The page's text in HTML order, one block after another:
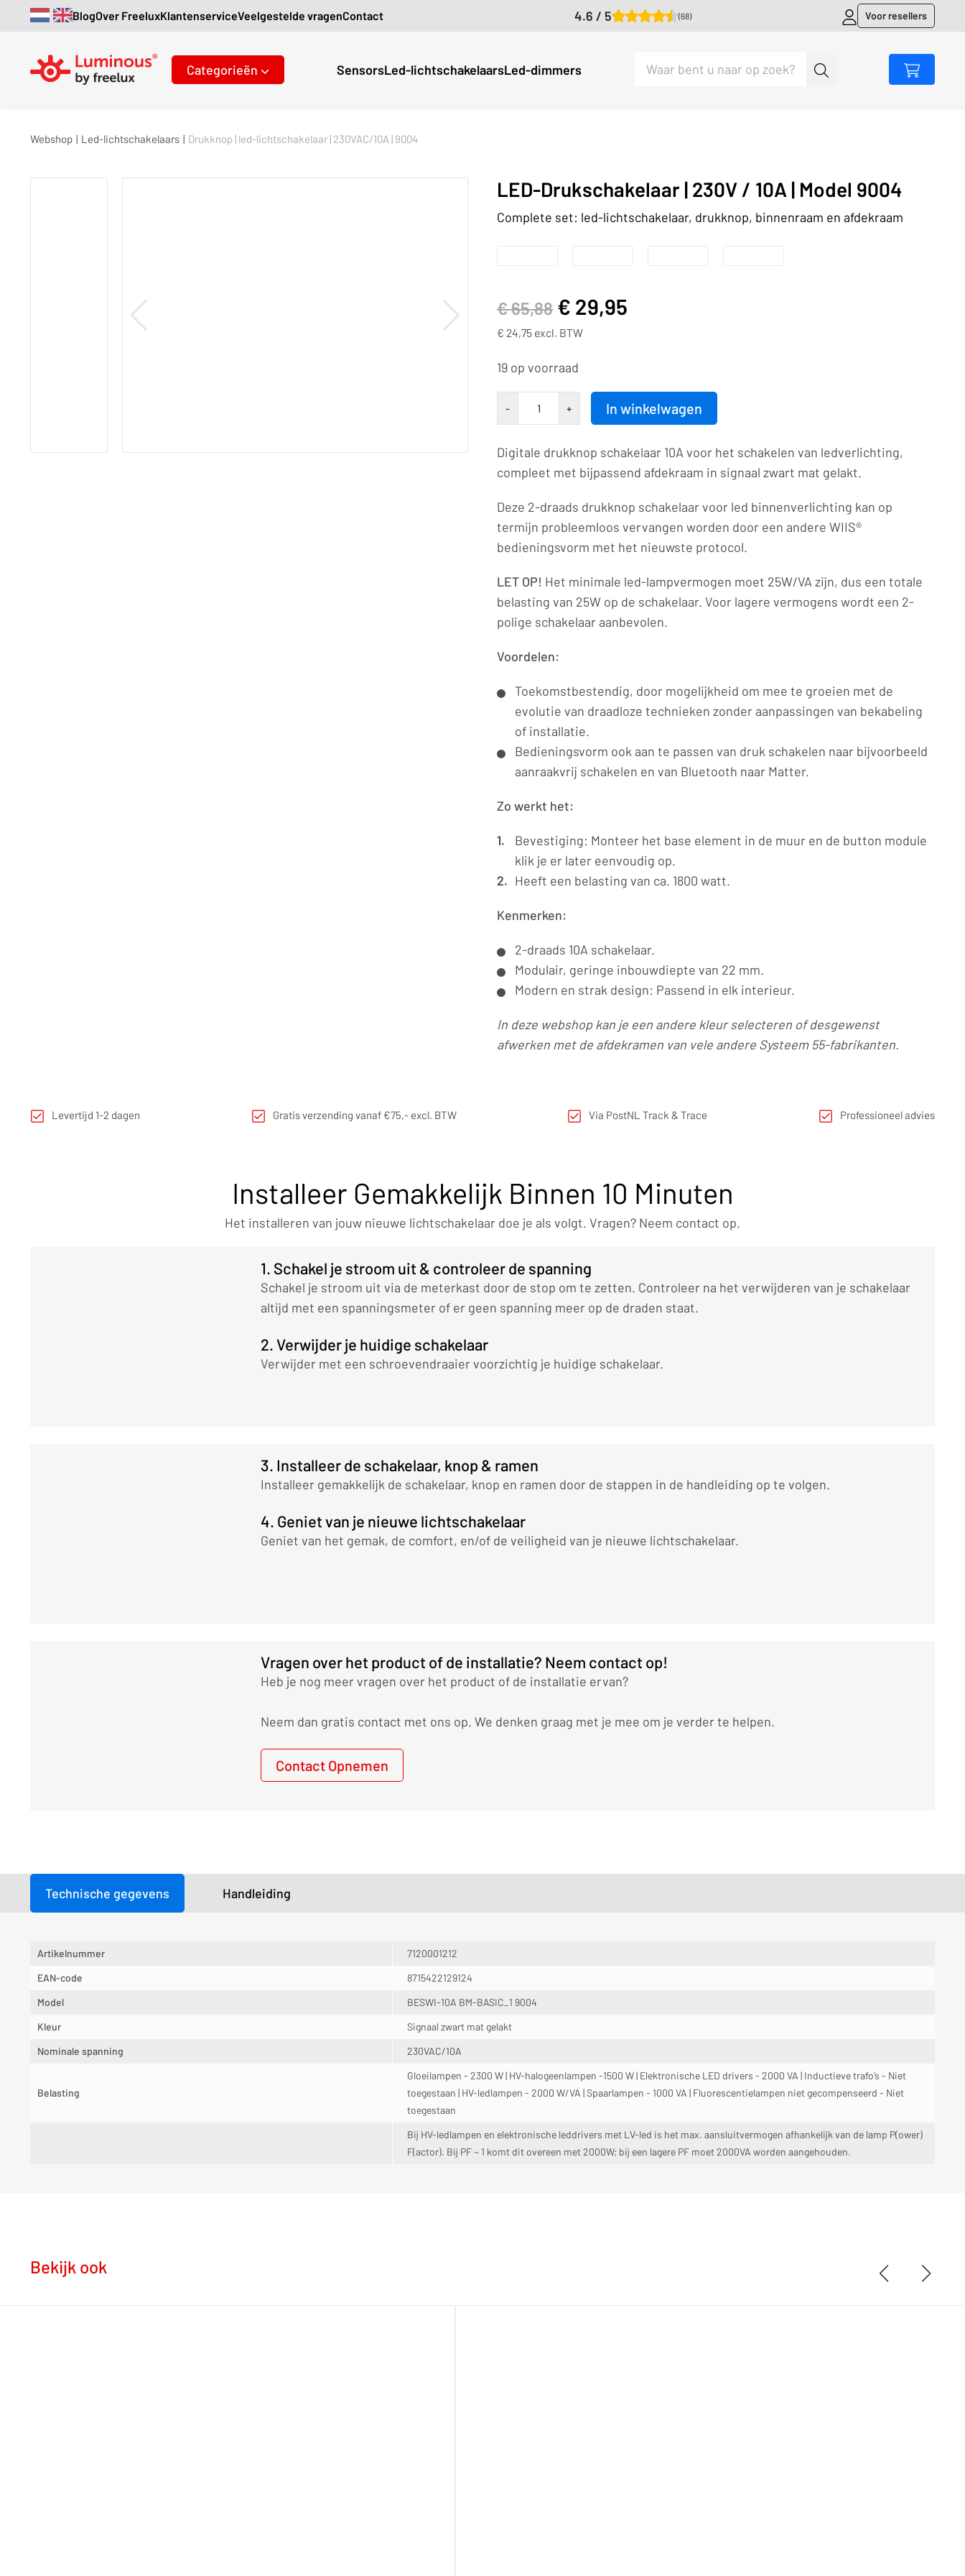
4.6 / 5 (68)
BlogOver FreeluxKlantenserviceVeelgestelde vragenContact Voor resellers
Categorieën SensorsLed-lichtschakelaarsLed-dimmers
Webshop | Led-lichtschakelaars | Drukknop | led-lichtschakelaar | 230VAC/10A | 9004
LED-Drukschakelaar | 230V / 10A | Model 9004
Complete set: led-lichtschakelaar, drukknop, binnenraam en afdekraam
€65,88 € 29,95
€ 24,75 excl. BTW
19 op voorraad
- +
Drukknop
|
lichtschakelaar
|
230VAC/10A
|
9004
In winkelwagen
Digitale drukknop schakelaar 10A voor het schakelen van ledverlichting,
compleet met bijpassend afdekraam in signaal zwart mat gelakt.
Deze 2-draads drukknop schakelaar voor led binnenverlichting kan op
termijn probleemloos vervangen worden door een andere WIIS®
bedieningsvorm met het nieuwste protocol.
LET OP! Het minimale led-lampvermogen moet 25W/VA zijn, dus een totale
belasting van 25W op de schakelaar. Voor lagere vermogens wordt een 2-
polige schakelaar aanbevolen.
Voordelen:
Toekomstbestendig, door mogelijkheid om mee te groeien met de
evolutie van draadloze technieken zonder aanpassingen van bekabeling
of installatie.
Bedieningsvorm ook aan te passen van druk schakelen naar bijvoorbeeld
aanraakvrij schakelen en van Bluetooth naar Matter.
Zo werkt het:
Bevestiging: Monteer het base element in de muur en de button module
klik je er later eenvoudig op.
Heeft een belasting van ca. 1800 watt.
Kenmerken:
2-draads 10A schakelaar.
Modulair, geringe inbouwdiepte van 22 mm.
Modern en strak design: Passend in elk interieur.
In deze webshop kan je een andere kleur selecteren of desgewenst
afwerken met de afdekramen van vele andere Systeem 55-fabrikanten.
Levertijd 1-2 dagen Gratis verzending vanaf €75,- excl. BTW Via PostNL Track & Trace Professioneel advies
Installeer Gemakkelijk Binnen 10 Minuten
Het installeren van jouw nieuwe lichtschakelaar doe je als volgt. Vragen? Neem contact op.
1. Schakel je stroom uit & controleer de spanning
Schakel je stroom uit via de meterkast door de stop om te zetten. Controleer na het verwijderen van je schakelaar
altijd met een spanningsmeter of er geen spanning meer op de draden staat.
2. Verwijder je huidige schakelaar
Verwijder met een schroevendraaier voorzichtig je huidige schakelaar.
3. Installeer de schakelaar, knop & ramen
Installeer gemakkelijk de schakelaar, knop en ramen door de stappen in de handleiding op te volgen.
4. Geniet van je nieuwe lichtschakelaar
Geniet van het gemak, de comfort, en/of de veiligheid van je nieuwe lichtschakelaar.
Vragen over het product of de installatie? Neem contact op!
Heb je nog meer vragen over het product of de installatie ervan?
Neem dan gratis contact met ons op. We denken graag met je mee om je verder te helpen.
Contact Opnemen
Technische gegevens Handleiding
Artikelnummer
7120001212
EAN-code
8715422129124
Model
BESWI-10A BM-BASIC_1 9004
Kleur
Signaal zwart mat gelakt
Nominale spanning
230VAC/10A
Belasting
Gloeilampen - 2300 W | HV-halogeenlampen -1500 W | Elektronische LED drivers - 2000 VA | Inductieve trafo’s - Niet
toegestaan | HV-ledlampen - 2000 W/VA | Spaarlampen - 1000 VA | Fluorescentielampen niet gecompenseerd - Niet
toegestaan
Bij HV-ledlampen en elektronische leddrivers met LV-led is het max. aansluitvermogen afhankelijk van de lamp P(ower)
F(actor). Bij PF ~ 1 komt dit overeen met 2000W; bij een lagere PF moet 2000VA worden aangehouden.
Bekijk ook